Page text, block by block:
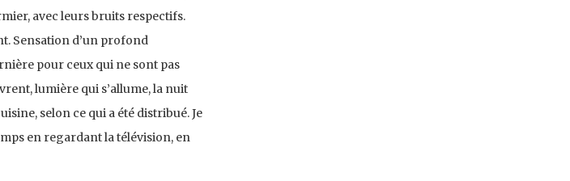
avec leurs bruits respectifs.
Sensation d’un profond
pour ceux qui ne sont pas
lumière qui s’allume, la nuit
selon ce qui a été distribué. Je
en regardant la télévision, en